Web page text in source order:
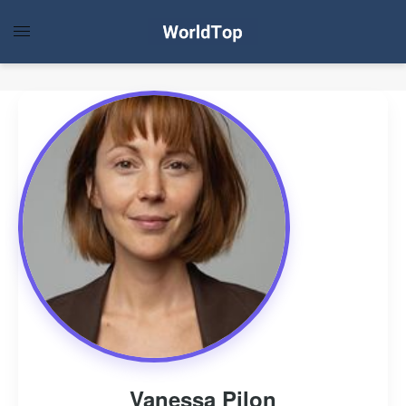
Vanessa Pilon